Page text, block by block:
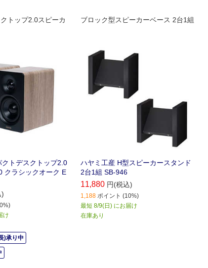
トップ2.0スピーカ
トデスクトップ2.0
クラシックオーク E
)
け
)承り中
ブロック型スピーカーベース 2台1組
ハヤミ工産 H型スピーカースタンド
2台1組 SB-946
11,880 円(税込)
1,188 ポイント (10%)
最短 8/9(日) にお届け
在庫あり